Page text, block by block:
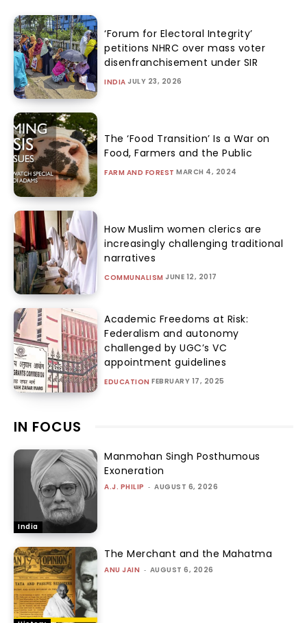
‘Forum for Electoral Integrity’
petitions NHRC over mass voter
disenfranchisement under SIR
INDIA JULY 23, 2026
The ‘Food Transition’ Is a War on
Food, Farmers and the Public
FARM AND FOREST MARCH 4, 2024
How Muslim women clerics are
increasingly challenging traditional
narratives
COMMUNALISM JUNE 12, 2017
Academic Freedoms at Risk:
Federalism and autonomy
challenged by UGC’s VC
appointment guidelines
EDUCATION FEBRUARY 17, 2025
IN FOCUS
India
Manmohan Singh Posthumous
Exoneration
A.J. PHILIP - AUGUST 6, 2026
The Merchant and the Mahatma
ANU JAIN - AUGUST 6, 2026